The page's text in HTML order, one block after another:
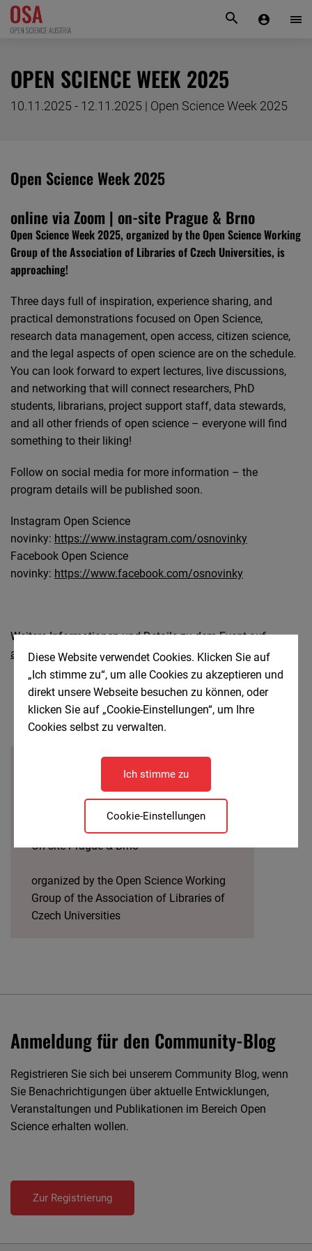
KONTAKT
OPEN SCIENCE WEEK 2025
10.11.2025 - 12.11.2025 | Open Science Week 2025
Open Science Week 2025
online via Zoom | on-site Prague & Brno
Open Science Week 2025, organized by the Open Science Working
Group of the Association of Libraries of Czech Universities, is
approaching!
Three days full of inspiration, experience sharing, and
practical demonstrations focused on Open Science,
research data management, open access, citizen science,
and the legal aspects of open science are on the schedule.
You can look forward to expert lectures, live discussions,
and networking that will connect researchers, PhD
students, librarians, project support staff, data stewards,
and all other friends of open science – everyone will find
something to their liking!
Follow on social media for more information – the
program details will be published soon.
Instagram Open Science
novinky: https://www.instagram.com/osnovinky
Facebook Open Science
novinky: https://www.facebook.com/osnovinky
Weitere Informationen und Details zu dem Event auf
akvs.cz
Open Science Working Group of the Association of
Libraries of Czech Universities
10.11.2025 - 12.11.2025
Online via Zoom
On-site Prague & Brno
organized by the Open Science Working
Group of the Association of Libraries of
Czech Universities
Anmeldung für den Community-Blog
Registrieren Sie sich bei unserem Community Blog, wenn
Sie Benachrichtigungen über aktuelle Entwicklungen,
Veranstaltungen und Publikationen im Bereich Open
Science erhalten wollen.
Zur Registrierung
Diese Website verwendet Cookies. Klicken Sie auf
„Ich stimme zu“, um alle Cookies zu akzeptieren und
direkt unsere Webseite besuchen zu können, oder
klicken Sie auf „Cookie-Einstellungen“, um Ihre
Cookies selbst zu verwalten.
Ich stimme zu
Cookie-Einstellungen